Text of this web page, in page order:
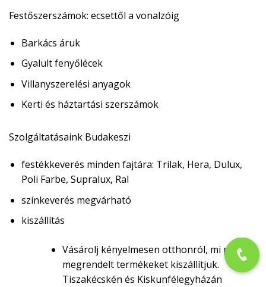
Festőszerszámok: ecsettől a vonalzóig
Barkács áruk
Gyalult fenyőlécek
Villanyszerelési anyagok
Kerti és háztartási szerszámok
Szolgáltatásaink Budakeszi
festékkeverés minden fajtára: Trilak, Hera, Dulux,
Poli Farbe, Supralux, Ral
színkeverés megvárható
kiszállítás
Vásárolj kényelmesen otthonról, mi pedig a
megrendelt termékeket kiszállítjuk.
Tiszakécskén és Kiskunfélegyházán